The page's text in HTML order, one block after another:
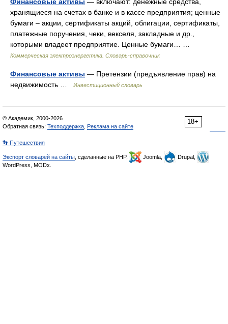
хранящиеся на счетах в банке и в кассе предприятия; ценные
бумаги – акции, сертификаты акций, облигации, сертификаты,
платежные поручения, чеки, векселя, закладные и др.,
которыми владеет предприятие. Ценные бумаги… …
Коммерческая электроэнергетика. Словарь-справочник
Финансовые активы — Претензии (предъявление прав) на
недвижимость …
Инвестиционный словарь
18+
© Академик, 2000-2026
Обратная связь: Техподдержка Реклама на сайте
👣 Путешествия
Экспорт словарей на сайты , сделанные на PHP, Joomla,
Drupal,
WordPress, MODx.